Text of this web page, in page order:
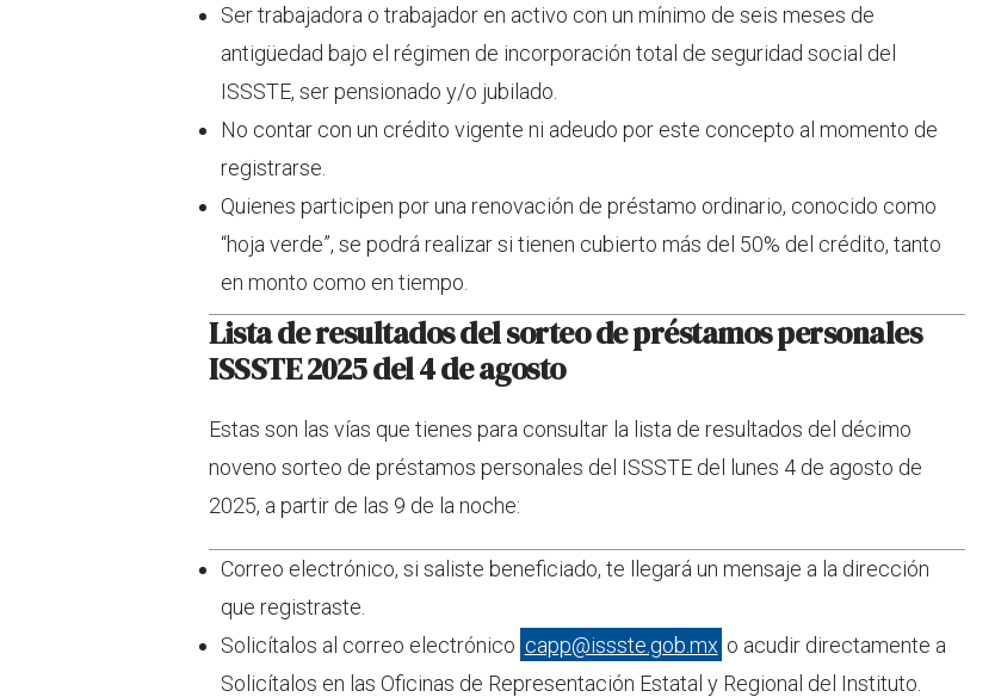
Ser trabajadora o trabajador en activo con un mínimo de seis meses de
antigüedad bajo el régimen de incorporación total de seguridad social del
ISSSTE, ser pensionado y/o jubilado.
No contar con un crédito vigente ni adeudo por este concepto al momento de
registrarse.
Quienes participen por una renovación de préstamo ordinario, conocido como
“hoja verde”, se podrá realizar si tienen cubierto más del 50% del crédito, tanto
en monto como en tiempo.
Lista de resultados del sorteo de préstamos personales
ISSSTE 2025 del 4 de agosto
Estas son las vías que tienes para consultar la lista de resultados del décimo
noveno sorteo de préstamos personales del ISSSTE del lunes 4 de agosto de
2025, a partir de las 9 de la noche:
Correo electrónico, si saliste beneficiado, te llegará un mensaje a la dirección
que registraste.
Solicítalos al correo electrónico capp@issste.gob.mx o acudir directamente a
Solicítalos en las Oficinas de Representación Estatal y Regional del Instituto.